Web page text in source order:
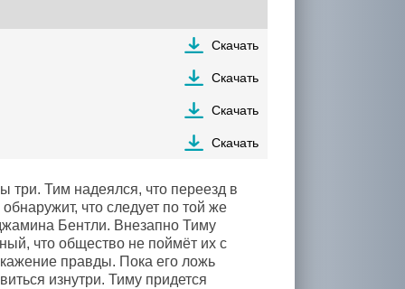
Скачать
Скачать
Скачать
Скачать
три. Тим надеялся, что переезд в
что следует по той же
Бентли. Внезапно Тиму
что общество не поймёт их с
правды. Пока его ложь
изнутри. Тиму придется